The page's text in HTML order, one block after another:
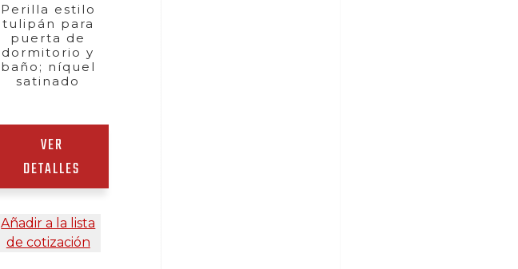
Perilla estilo
tulipán para
puerta de
dormitorio y
baño; níquel
satinado
VER
DETALLES
Añadir a la lista
de cotización